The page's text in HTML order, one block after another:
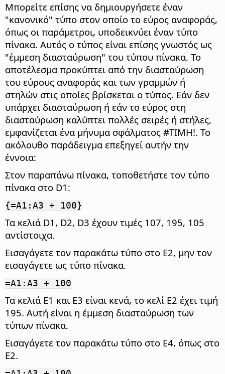
Μπορείτε επίσης να δημιουργήσετε έναν
"κανονικό" τύπο στον οποίο το εύρος αναφοράς,
όπως οι παράμετροι, υποδεικνύει έναν τύπο
πίνακα. Αυτός ο τύπος είναι επίσης γνωστός ως
"έμμεση διασταύρωση" του τύπου πίνακα. Το
αποτέλεσμα προκύπτει από την διασταύρωση
του εύρους αναφοράς και των γραμμών ή
στηλών στις οποίες βρίσκεται ο τύπος. Εάν δεν
υπάρχει διασταύρωση ή εάν το εύρος στη
διασταύρωση καλύπτει πολλές σειρές ή στήλες,
εμφανίζεται ένα μήνυμα σφάλματος #ΤΙΜΗ!. Το
ακόλουθο παράδειγμα επεξηγεί αυτήν την
έννοια:
Στον παραπάνω πίνακα, τοποθετήστε τον τύπο
πίνακα στο D1:
{=A1:A3 + 100}
Τα κελιά D1, D2, D3 έχουν τιμές 107, 195, 105
αντίστοιχα.
Εισαγάγετε τον παρακάτω τύπο στο Ε2, μην τον
εισαγάγετε ως τύπο πίνακα.
=A1:A3 + 100
Τα κελιά E1 και E3 είναι κενά, το κελί E2 έχει τιμή
195. Αυτή είναι η έμμεση διασταύρωση των
τύπων πίνακα.
Εισαγάγετε τον παρακάτω τύπο στο Ε4, όπως στο
Ε2.